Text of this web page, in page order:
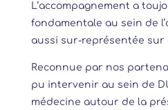
L’accompagnement a
fondamentale au sein de
aussi sur-représentée sur
Reconnue par nos
pu intervenir au sein de
médecine autour de la